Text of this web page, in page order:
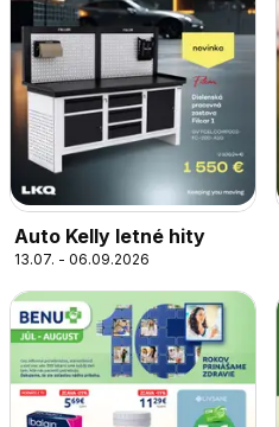
Auto Kelly letné hity
13.07. - 06.09.2026